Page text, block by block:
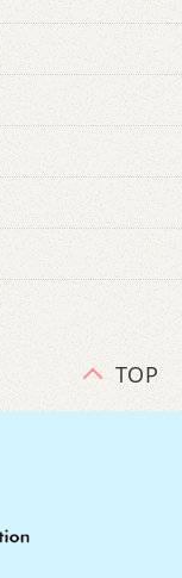
TOP